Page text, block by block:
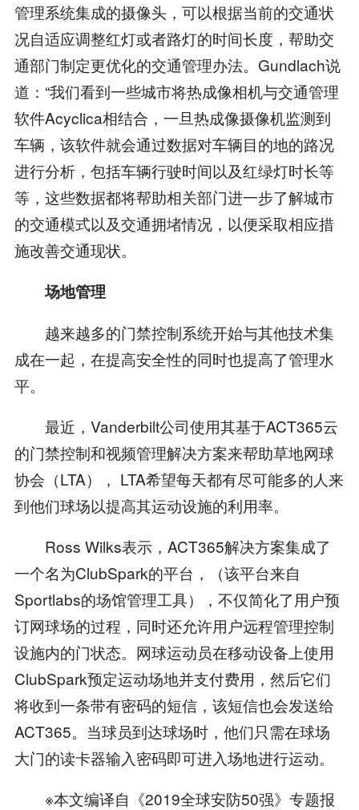
管理系统集成的摄像头，可以根据当前的交通状
况自适应调整红灯或者路灯的时间长度，帮助交
通部门制定更优化的交通管理办法。Gundlach说
道：“我们看到一些城市将热成像相机与交通管理
软件Acyclica相结合，一旦热成像摄像机监测到
车辆，该软件就会通过数据对车辆目的地的路况
进行分析，包括车辆行驶时间以及红绿灯时长等
等，这些数据都将帮助相关部门进一步了解城市
的交通模式以及交通拥堵情况，以便采取相应措
施改善交通现状。
场地管理
越来越多的门禁控制系统开始与其他技术集
成在一起，在提高安全性的同时也提高了管理水
平。
最近，Vanderbilt公司使用其基于ACT365云
的门禁控制和视频管理解决方案来帮助草地网球
协会（LTA）， LTA希望每天都有尽可能多的人来
到他们球场以提高其运动设施的利用率。
Ross Wilks表示，ACT365解决方案集成了
一个名为ClubSpark的平台，（该平台来自
Sportlabs的场馆管理工具），不仅简化了用户预
订网球场的过程，同时还允许用户远程管理控制
设施内的门状态。网球运动员在移动设备上使用
ClubSpark预定运动场地并支付费用，然后它们
将收到一条带有密码的短信，该短信也会发送给
ACT365。当球员到达球场时，他们只需在球场
大门的读卡器输入密码即可进入场地进行运动。
※本文编译自《2019全球安防50强》专题报